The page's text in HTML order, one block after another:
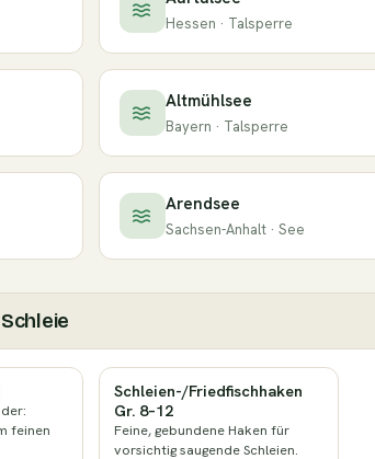
Hessen · Talsperre
Altmühlsee
Bayern · Talsperre
Arendsee
Sachsen-Anhalt · See
feinen
Schleien-/Friedfischhaken
Gr. 8–12
Feine, gebundene Haken für
vorsichtig saugende Schleien.